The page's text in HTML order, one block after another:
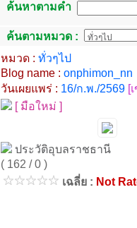
ค้นหาตามคำ
ค้นตามหมวด :
หมวด : ทั่วๆไป
Blog name : onphimon_nn
วันเผยแพร่ : 16/ก.พ./2569 [
[ มือใหม่ ]
ประวัติอุบลราชธานี
( 162 / 0 )
เฉลี่ย : Not